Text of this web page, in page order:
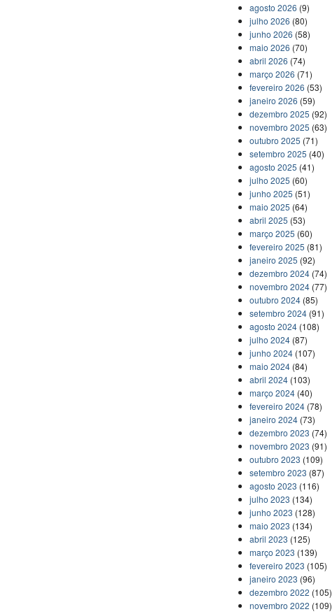
agosto 2026 (9)
julho 2026 (80)
junho 2026 (58)
maio 2026 (70)
abril 2026 (74)
março 2026 (71)
fevereiro 2026 (53)
janeiro 2026 (59)
dezembro 2025 (92)
novembro 2025 (63)
outubro 2025 (71)
setembro 2025 (40)
agosto 2025 (41)
julho 2025 (60)
junho 2025 (51)
maio 2025 (64)
abril 2025 (53)
março 2025 (60)
fevereiro 2025 (81)
janeiro 2025 (92)
dezembro 2024 (74)
novembro 2024 (77)
outubro 2024 (85)
setembro 2024 (91)
agosto 2024 (108)
julho 2024 (87)
junho 2024 (107)
maio 2024 (84)
abril 2024 (103)
março 2024 (40)
fevereiro 2024 (78)
janeiro 2024 (73)
dezembro 2023 (74)
novembro 2023 (91)
outubro 2023 (109)
setembro 2023 (87)
agosto 2023 (116)
julho 2023 (134)
junho 2023 (128)
maio 2023 (134)
abril 2023 (125)
março 2023 (139)
fevereiro 2023 (105)
janeiro 2023 (96)
dezembro 2022 (105)
novembro 2022 (109)